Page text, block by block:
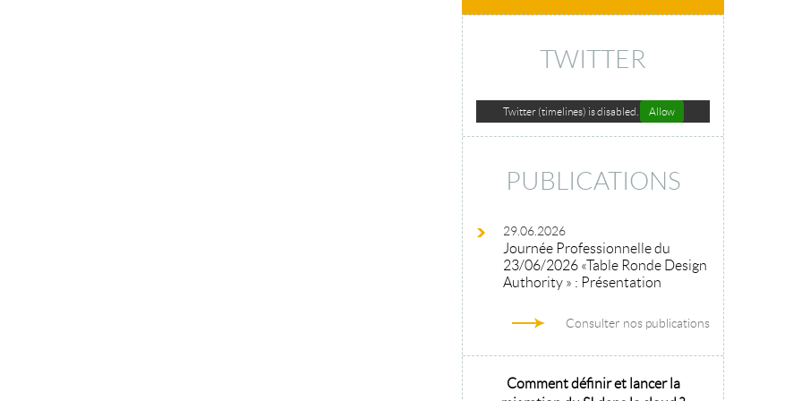
TWITTER
Twitter (timelines) is disabled. Allow
PUBLICATIONS
29.06.2026
Journée Professionnelle du
23/06/2026 «Table Ronde Design
Authority » : Présentation
Consulter nos publications
Comment définir et lancer la
Architecture